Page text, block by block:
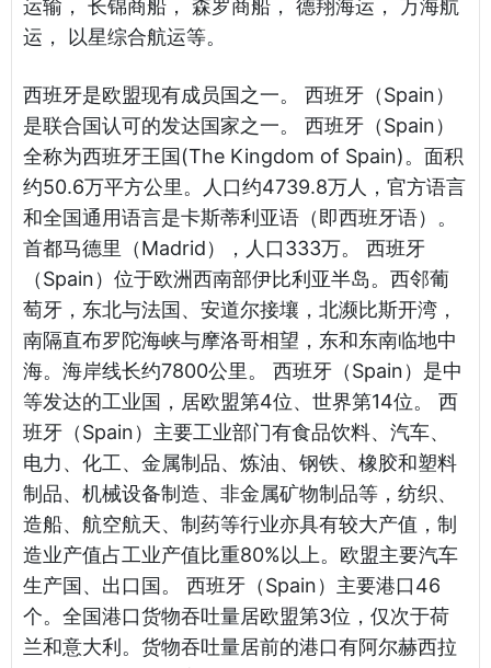
运输， 长锦商船， 森罗商船， 德翔海运， 万海航
运， 以星综合航运等。
西班牙是欧盟现有成员国之一。 西班牙（Spain）
是联合国认可的发达国家之一。 西班牙（Spain）
全称为西班牙王国(The Kingdom of Spain)。面积
约50.6万平方公里。人口约4739.8万人，官方语言
和全国通用语言是卡斯蒂利亚语（即西班牙语）。
首都马德里（Madrid），人口333万。 西班牙
（Spain）位于欧洲西南部伊比利亚半岛。西邻葡
萄牙，东北与法国、安道尔接壤，北濒比斯开湾，
南隔直布罗陀海峡与摩洛哥相望，东和东南临地中
海。海岸线长约7800公里。 西班牙（Spain）是中
等发达的工业国，居欧盟第4位、世界第14位。 西
班牙（Spain）主要工业部门有食品饮料、汽车、
电力、化工、金属制品、炼油、钢铁、橡胶和塑料
制品、机械设备制造、非金属矿物制品等，纺织、
造船、航空航天、制药等行业亦具有较大产值，制
造业产值占工业产值比重80%以上。欧盟主要汽车
生产国、出口国。 西班牙（Spain）主要港口46
个。全国港口货物吞吐量居欧盟第3位，仅次于荷
兰和意大利。货物吞吐量居前的港口有阿尔赫西拉